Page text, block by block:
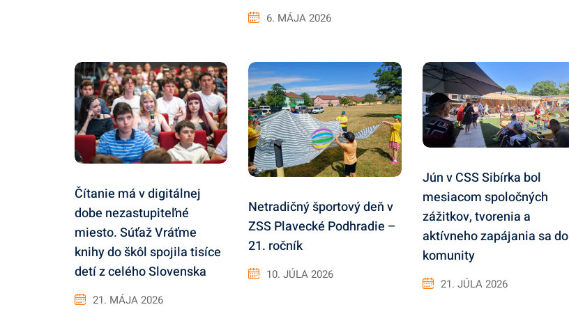
6. MÁJA 2026
Čítanie má v digitálnej
dobe nezastupiteľné
miesto. Súťaž Vráťme
knihy do škôl spojila tisíce
detí z celého Slovenska
21. MÁJA 2026
Netradičný športový deň v
ZSS Plavecké Podhradie –
21. ročník
10. JÚLA 2026
Jún v CSS Sibírka bol
mesiacom spoločných
zážitkov, tvorenia a
aktívneho zapájania sa do
komunity
21. JÚLA 2026